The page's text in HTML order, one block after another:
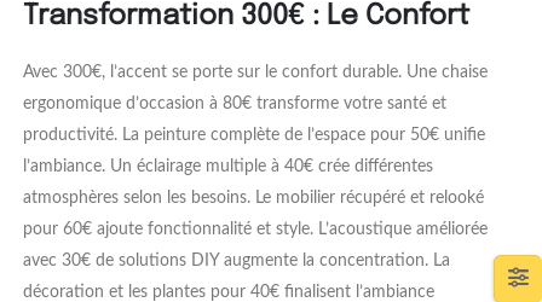
Transformation 300€ : Le Confort
Avec 300€, l’accent se porte sur le confort durable. Une chaise
ergonomique d’occasion à 80€ transforme votre santé et
productivité. La peinture complète de l’espace pour 50€ unifie
l’ambiance. Un éclairage multiple à 40€ crée différentes
atmosphères selon les besoins. Le mobilier récupéré et relooké
pour 60€ ajoute fonctionnalité et style. L’acoustique améliorée
avec 30€ de solutions DIY augmente la concentration. La
décoration et les plantes pour 40€ finalisent l’ambiance